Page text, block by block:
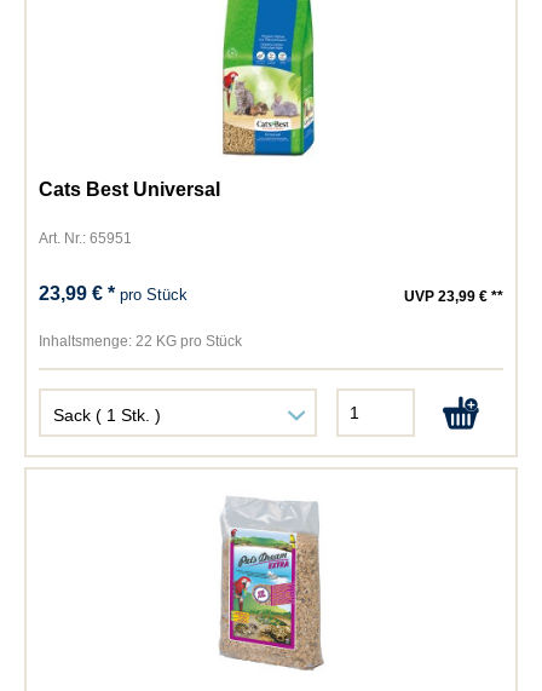
Cats Best Universal
Art. Nr.: 65951
23,99 € *pro Stück UVP 23,99 € **
Inhaltsmenge: 22 KG pro Stück